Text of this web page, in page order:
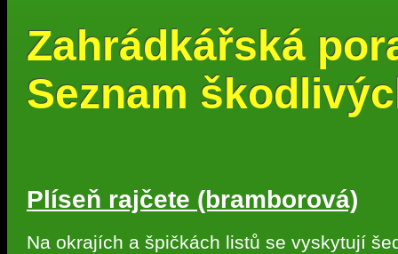
Zahrádkářská
Seznam
Plíseň rajčete (bramborová)
Na okrajích a špičkách listů se vyskytují